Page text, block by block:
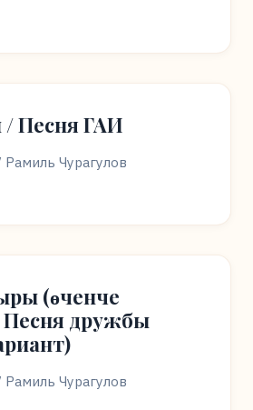
Песня ГАИ
Чурагулов
(өченче
Песня дружбы
Чурагулов